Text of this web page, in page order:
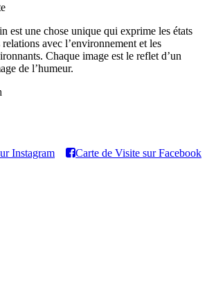
est une chose unique qui exprime les états
avec l’environnement et les
Chaque image est le reflet d’un
de l’humeur.
Carte de Visite sur Facebook
Instagram